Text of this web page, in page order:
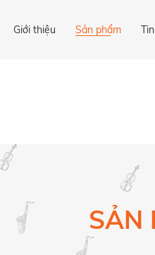
Giới thiệu Sản phẩm
SẢN